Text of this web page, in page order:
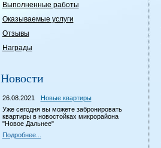
Выполненные работы
Оказываемые услуги
Отзывы
Награды
Новости
26.08.2021
Новые квартиры
Уже сегодня вы можете забронировать
квартиры в новостойках микрорайона
"Новое Дальнее"
Подробнее...